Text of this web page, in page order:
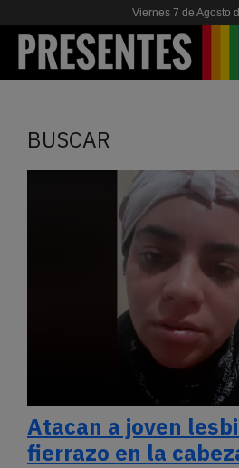
Viernes 7 de Agosto
ES EN
BUSCAR
Atacan a joven
fierrazo en la